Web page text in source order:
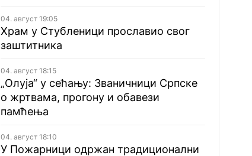
04. август 19:05
Храм у Стубленици прославио свог
заштитника
04. август 18:15
„Олуја“ у сећању: Званичници Српске
о жртвама, прогону и обавези
памћења
04. август 18:10
У Пожарници одржан традиционални